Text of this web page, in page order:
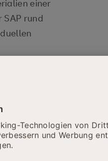
einer
rund
den
in
Ende